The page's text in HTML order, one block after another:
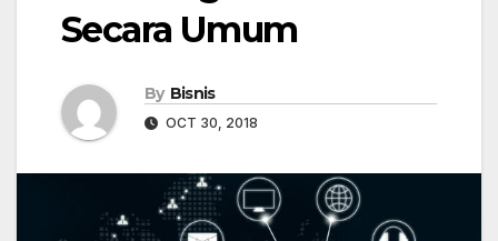
Secara Umum
By Bisnis
OCT 30, 2018